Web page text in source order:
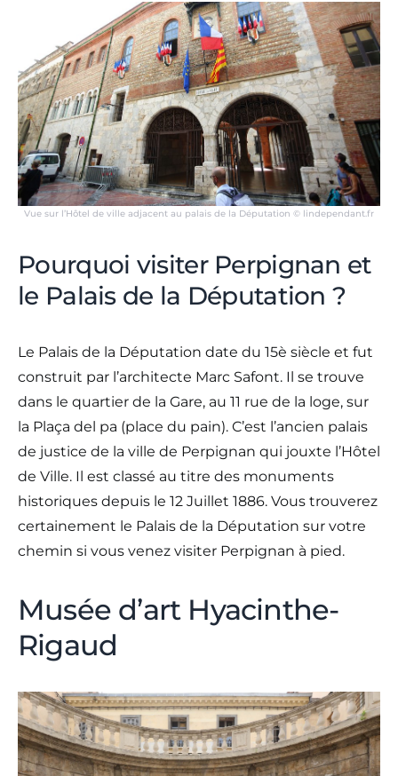
Vue sur l’Hôtel de ville adjacent au palais de la Députation © lindependant.fr
Pourquoi visiter Perpignan et
le Palais de la Députation ?
Le Palais de la Députation date du 15è siècle et fut
construit par l’architecte Marc Safont. Il se trouve
dans le quartier de la Gare, au 11 rue de la loge, sur
la Plaça del pa (place du pain). C’est l’ancien palais
de justice de la ville de Perpignan qui jouxte l’Hôtel
de Ville. Il est classé au titre des monuments
historiques depuis le 12 Juillet 1886. Vous trouverez
certainement le Palais de la Députation sur votre
chemin si vous venez visiter Perpignan à pied.
Musée d’art Hyacinthe-
Rigaud